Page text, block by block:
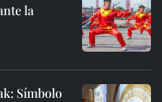
la
Símbolo